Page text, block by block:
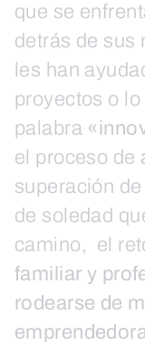
que se
detrás de sus
les han
proyectos o
palabra
el proceso de
superación
de soledad
camino, el
familiar y
rodearse de